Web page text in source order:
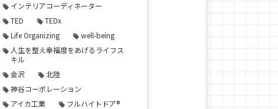
インテリアコーディネーター
TED
TEDx
Life Organizing
well-being
人生を整え幸福度をあげるライフス
キル
金沢
北陸
神谷コーポレーション
アイカ工業
フルハイトドア®